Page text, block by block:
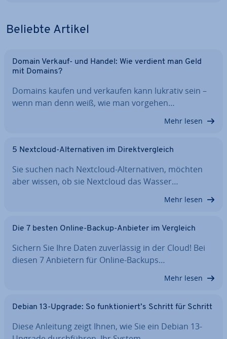
Beliebte Artikel
Domain Verkauf- und Handel: Wie verdient man Geld
mit Domains?
Domains kaufen und verkaufen kann lukrativ sein –
wenn man denn weiß, wie man vorgehen…
Mehr lesen
5 Nextcloud-Al­ter­na­ti­ven im Di­rekt­ver­gleich
Sie suchen nach Nextcloud-Al­ter­na­ti­ven, möchten
aber wissen, ob sie Nextcloud das Wasser…
Mehr lesen
Die 7 besten Online-Backup-Anbieter im Vergleich
Sichern Sie Ihre Daten zu­ver­läs­sig in der Cloud! Bei
diesen 7 Anbietern für Online-Backups…
Mehr lesen
Debian 13-Upgrade: So funk­tio­niert’s Schritt für Schritt
Diese Anleitung zeigt Ihnen, wie Sie ein Debian 13-